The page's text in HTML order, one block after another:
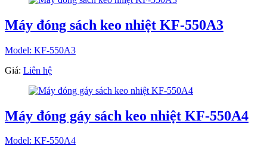
Máy đóng sách keo nhiệt KF-550A3
Model: KF-550A3
Giá: Liên hệ
Máy đóng gáy sách keo nhiệt KF-550A4
Model: KF-550A4